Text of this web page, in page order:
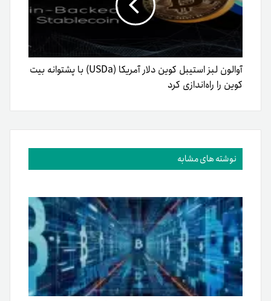
آوالون لبز استیبل کوین دلار آمریکا (USDa) با پشتوانه بیت
کوین را راه‌اندازی کرد
نوشته های مشابه